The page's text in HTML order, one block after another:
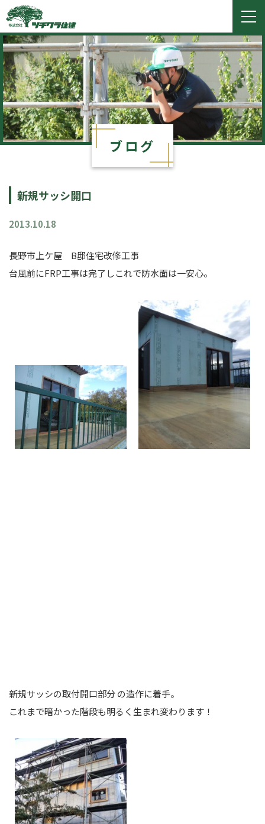
ブログ
新規サッシ開口
2013.10.18
長野市上ケ屋 B邸住宅改修工事
台風前にFRP工事は完了しこれで防水面は一安心。
新規サッシの取付開口部分 の造作に着手。
これまで暗かった階段も明るく生まれ変わります！